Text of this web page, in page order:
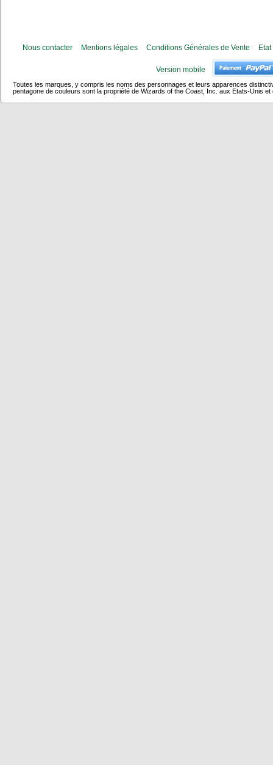
Nous contacter Mentions légales Conditions Générales de Vente
Version mobile
Toutes les marques, y compris les noms des personnages et leurs apparences
pentagone de couleurs sont la propriété de Wizards of the Coast, Inc. aux Etats-Unis